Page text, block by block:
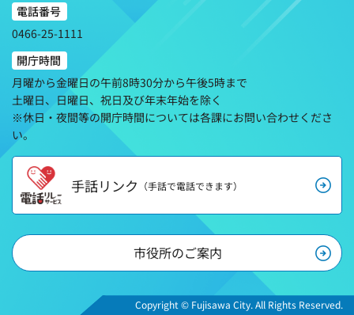
電話番号
0466-25-1111
開庁時間
月曜から金曜日の午前8時30分から午後5時まで
土曜日、日曜日、祝日及び年末年始を除く
※休日・夜間等の開庁時間については各課にお問い合わせくださ
い。
手話リンク （手話で電話できます）
市役所のご案内
Copyright © Fujisawa City. All Rights Reserved.